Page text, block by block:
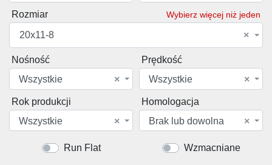
Rozmiar Wybierz więcej niż jeden
×
20x11-8
Nośność
×
Wszystkie
Prędkość
×
Wszystkie
Rok produkcji
×
Wszystkie
Homologacja
×
Brak lub dowolna
Run Flat Wzmacniane